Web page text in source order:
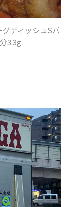
ディッシュSパ
3.3g